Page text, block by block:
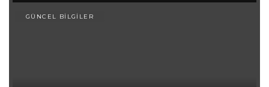
GÜNCEL BİLGİLER